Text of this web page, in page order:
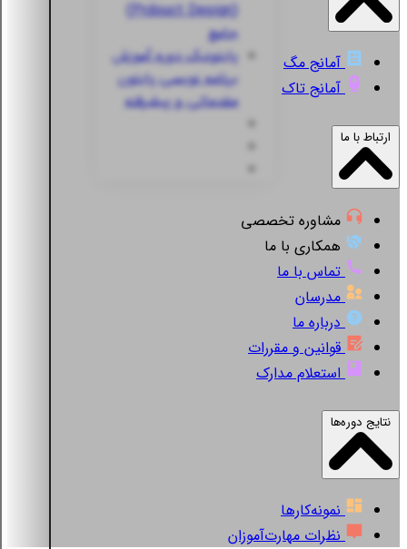
جامع
پایتونیکدوره آموزش
برنامه نویسی پایتون
مقدماتی و پیشرفته
آمانج مگ
آمانج تاک
ارتباط با ما
مشاوره تخصصی
همکاری با ما
تماس با ما
مدرسان
درباره ما
قوانین و مقررات
استعلام مدارک
نتایج دوره‌ها
نمونه‌کارها
نظرات مهارت‌آموزان